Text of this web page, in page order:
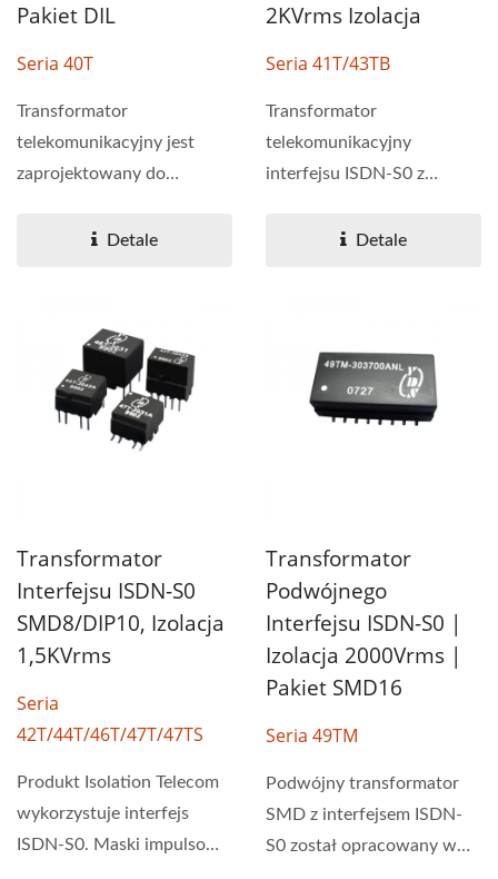
Pakiet DIL
Seria 40T
Transformator
telekomunikacyjny jest
zaprojektowany do
40T ma doskonałą...
Detale
2KVrms Izolacja
Seria 41T/43TB
Transformator
telekomunikacyjny
interfejsu ISDN-S0 z
otwór. Produkty...
Detale
Transformator
Interfejsu ISDN-S0
SMD8/DIP10, Izolacja
1,5KVrms
Seria
42T/44T/46T/47T/47TS
Produkt Isolation Telecom
wykorzystuje interfejs
ISDN-S0. Maski impulsowe
Transformator
Podwójnego
Interfejsu ISDN-S0 |
Izolacja 2000Vrms |
Pakiet SMD16
Seria 49TM
Podwójny transformator
SMD z interfejsem ISDN-
S0 został opracowany w